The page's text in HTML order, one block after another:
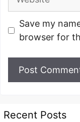
Save my
browser for
Recent Posts